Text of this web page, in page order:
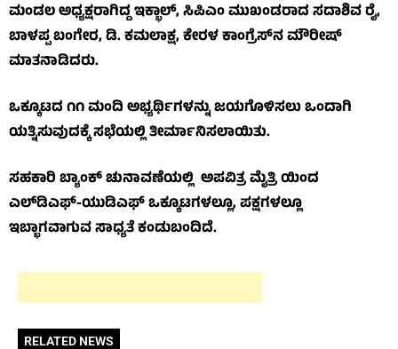
ಮಂಡಲ ಅಧ್ಯಕ್ಷರಾಗಿದ್ದ ಇಕ್ಭಾಲ್, ಸಿಪಿಎಂ ಮುಖಂಡರಾದ ಸದಾಶಿವ ರೈ,
ಬಾಳಪ್ಪ ಬಂಗೇರ, ಡಿ. ಕಮಲಾಕ್ಷ, ಕೇರಳ ಕಾಂಗ್ರೆಸ್‌ನ ಮೌರೀಷ್
ಮಾತನಾಡಿದರು.
ಒಕ್ಕೂಟದ ೧೧ ಮಂದಿ ಅಭ್ಯರ್ಥಿಗಳನ್ನು ಜಯಗೊಳಿಸಲು ಒಂದಾಗಿ
ಯತ್ನಿಸುವುದಕ್ಕೆ ಸಭೆಯಲ್ಲಿ ತೀರ್ಮಾನಿಸಲಾಯಿತು.
ಸಹಕಾರಿ ಬ್ಯಾಂಕ್ ಚುನಾವಣೆಯಲ್ಲಿ ಅಪವಿತ್ರ ಮೈತ್ರಿ ಯಿಂದ
ಎಲ್‌ಡಿಎಫ್-ಯುಡಿಎಫ್ ಒಕ್ಕೂಟಗಳಲ್ಲೂ, ಪಕ್ಷಗಳಲ್ಲೂ
ಇಬ್ಭಾಗವಾಗುವ ಸಾಧ್ಯತೆ ಕಂಡುಬಂದಿದೆ.
RELATED NEWS